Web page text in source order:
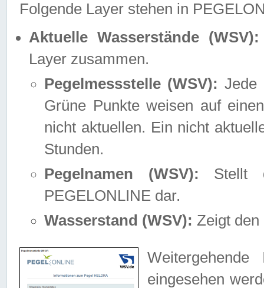
Folgende Layer stehen in
Aktuelle Wasserstände (WSV):
Layer zusammen.
Pegelmessstelle (WSV): Jede
Grüne Punkte weisen auf
nicht aktuellen. Ein nicht
Stunden.
Pegelnamen (WSV): Stellt
PEGELONLINE dar.
Wasserstand (WSV): Zeigt den
eingesehen